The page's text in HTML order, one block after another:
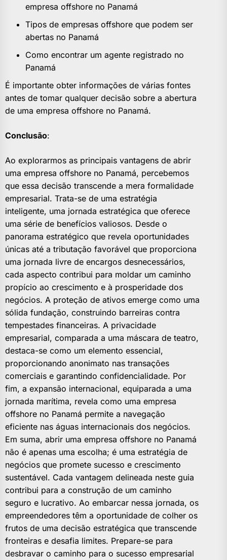
empresa offshore no Panamá
Tipos de empresas offshore que podem ser
abertas no Panamá
Como encontrar um agente registrado no
Panamá
É importante obter informações de várias fontes
antes de tomar qualquer decisão sobre a abertura
de uma empresa offshore no Panamá.
Conclusão:
Ao explorarmos as principais vantagens de abrir
uma empresa offshore no Panamá, percebemos
que essa decisão transcende a mera formalidade
empresarial. Trata-se de uma estratégia
inteligente, uma jornada estratégica que oferece
uma série de benefícios valiosos. Desde o
panorama estratégico que revela oportunidades
únicas até a tributação favorável que proporciona
uma jornada livre de encargos desnecessários,
cada aspecto contribui para moldar um caminho
propício ao crescimento e à prosperidade dos
negócios. A proteção de ativos emerge como uma
sólida fundação, construindo barreiras contra
tempestades financeiras. A privacidade
empresarial, comparada a uma máscara de teatro,
destaca-se como um elemento essencial,
proporcionando anonimato nas transações
comerciais e garantindo confidencialidade. Por
fim, a expansão internacional, equiparada a uma
jornada marítima, revela como uma empresa
offshore no Panamá permite a navegação
eficiente nas águas internacionais dos negócios.
Em suma, abrir uma empresa offshore no Panamá
não é apenas uma escolha; é uma estratégia de
negócios que promete sucesso e crescimento
sustentável. Cada vantagem delineada neste guia
contribui para a construção de um caminho
seguro e lucrativo. Ao embarcar nessa jornada, os
empreendedores têm a oportunidade de colher os
frutos de uma decisão estratégica que transcende
fronteiras e desafia limites. Prepare-se para
desbravar o caminho para o sucesso empresarial